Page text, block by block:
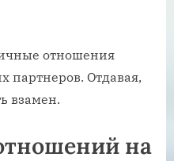
отношения
партнеров. Отдавая,
взамен.
на